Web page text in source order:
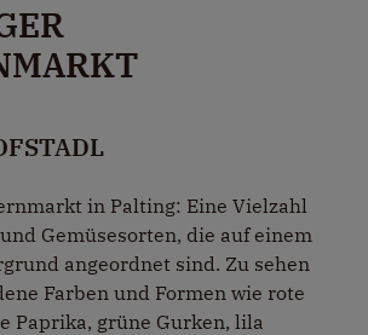
in Palting: Eine Vielzahl
Gemüsesorten, die auf einem
angeordnet sind. Zu sehen
Farben und Formen wie rote
Paprika, grüne Gurken, lila